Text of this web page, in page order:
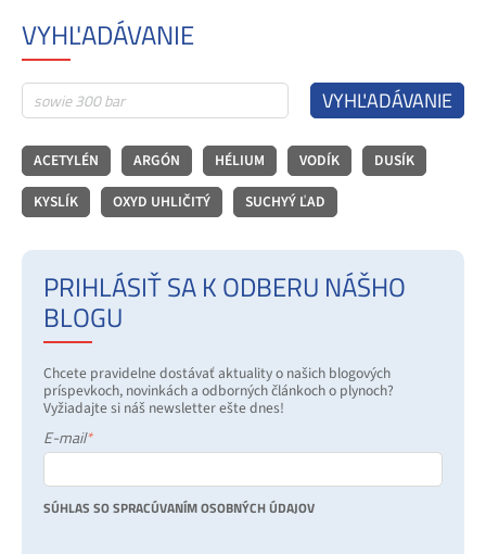
VYHĽADÁVANIE
VYHĽADÁVANIE
ACETYLÉN ARGÓN HÉLIUM VODÍK
DUSÍK
KYSLÍK
OXYD UHLIČITÝ SUCHYÝ ĽAD
PRIHLÁSIŤ SA K ODBERU NÁŠHO
BLOGU
Chcete pravidelne dostávať aktuality o našich blogových
príspevkoch, novinkách a odborných článkoch o plynoch?
Vyžiadajte si náš newsletter ešte dnes!
E-mail*
SÚHLAS SO SPRACÚVANÍM OSOBNÝCH ÚDAJOV